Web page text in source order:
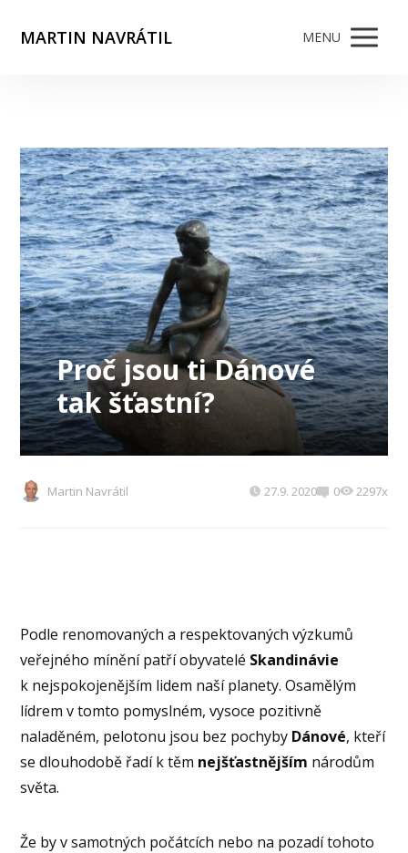
MARTIN NAVRÁTIL MENU
Proč jsou ti Dánové
tak šťastní?
Martin Navrátil 27.9. 2020 0 2297x
Podle renomovaných a respektovaných výzkumů
veřejného mínění patří obyvatelé Skandinávie
k nejspokojenějším lidem naší planety. Osamělým
lídrem v tomto pomyslném, vysoce pozitivně
naladěném, pelotonu jsou bez pochyby Dánové, kteří
se dlouhodobě řadí k těm nejšťastnějším národům
světa.
Že by v samotných počátcích nebo na pozadí tohoto